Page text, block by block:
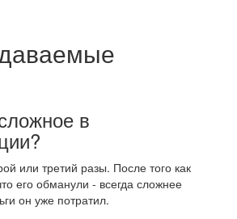
в
или третий разы. После того как
его обманули - всегда сложнее
он уже потратил.